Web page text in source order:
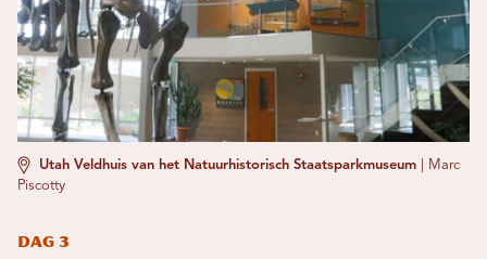
Utah Veldhuis van het Natuurhistorisch Staatsparkmuseum
Marc
Piscotty
Dag 3